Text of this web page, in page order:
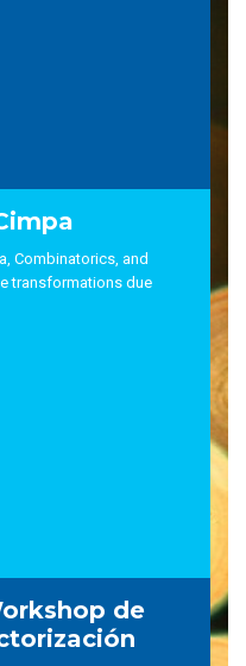
Combinatorics, and
transformations due
de